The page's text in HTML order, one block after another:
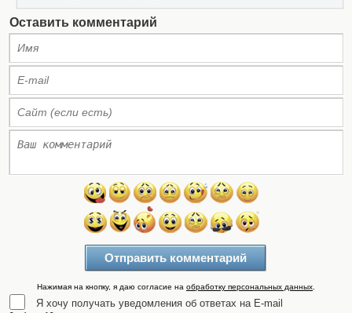
Оставить комментарий
Нажимая на кнопку, я даю согласие на обработку персональных данных
Я хочу получать уведомления об ответах на E-mail